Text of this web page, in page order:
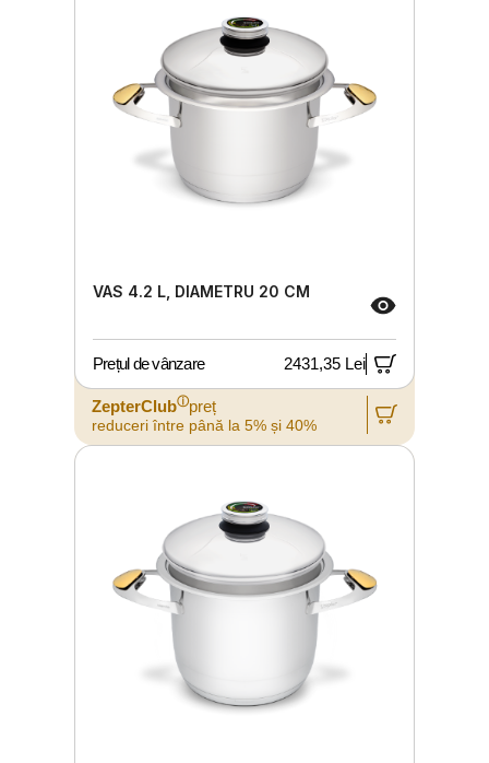
VAS 4.2 L, DIAMETRU 20 CM
Prețul de vânzare 2431,35 Lei
ZepterClubⓘpreț
reduceri între până la 5% și 40%